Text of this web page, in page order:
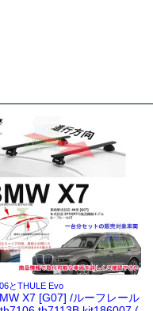
とTHULE Evo
X7 [G07] /ルーフレール